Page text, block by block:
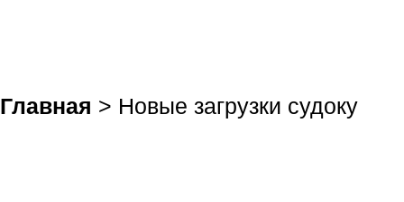
Главная > Новые загрузки судоку